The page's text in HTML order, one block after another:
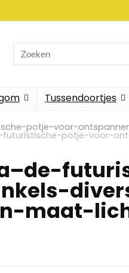
Search
for:
Tussendoortjes
potje-voor-
futuristische-potje-voor-
maat-